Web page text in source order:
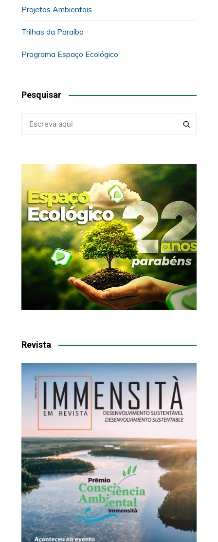
Projetos Ambientais
Trilhas da Paraíba
Programa Espaço Ecológico
Pesquisar
Revista